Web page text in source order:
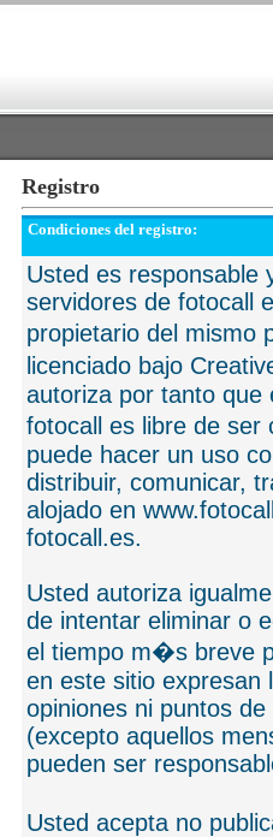
Registro
Condiciones del registro:
Usted es responsable
servidores de fotocall
propietario del mismo
licenciado bajo
autoriza por tanto que
fotocall es libre de
puede hacer un uso
distribuir, comunicar,
alojado en
fotocall.es.
Usted autoriza
de intentar eliminar o
el tiempo m�s breve
en este sitio expresan
opiniones ni puntos
(excepto aquellos
pueden ser
Usted acepta no